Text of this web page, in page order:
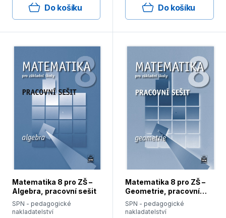
Do košíku Do košíku
Matematika 8 pro ZŠ –
Algebra, pracovní sešit
SPN - pedagogické
nakladatelství
Matematika 8 pro ZŠ –
Geometrie, pracovní
sešit
SPN - pedagogické
nakladatelství